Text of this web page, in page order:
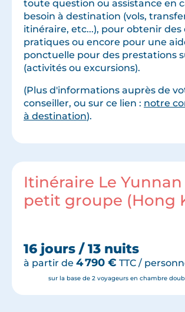
toute question ou assistance en
besoin à destination (vols,
itinéraire, etc...), pour obtenir des
pratiques ou encore pour une
ponctuelle pour des prestations
(activités ou excursions).
(Plus d'informations auprès de
conseiller, ou sur ce lien : notre
à destination).
Itinéraire Le Yunnan
petit groupe (Hong
16 jours / 13 nuits
à partir de 4 790 € TTC /
sur la base de 2 voyageurs en chambre